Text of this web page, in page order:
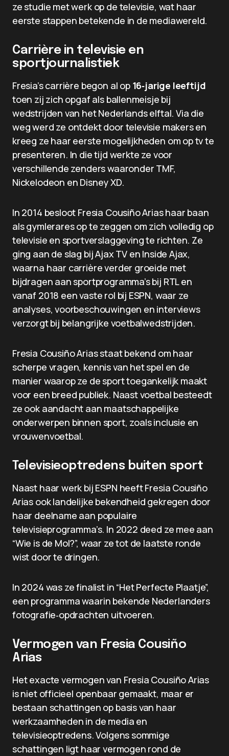
ze studie met werk op de televisie, wat haar
eerste stappen betekende in de mediawereld.
Carrière in televisie en
sportjournalistiek
Fresia’s carrière begon al op 16‑jarige leeftijd
toen zij zich opgaf als ballenmeisje bij
wedstrijden van het Nederlands elftal. Via die
weg werd ze ontdekt door televisie makers en
kreeg ze haar eerste mogelijkheden om op tv te
presenteren. In die tijd werkte ze voor
verschillende zenders waaronder TMF,
Nickelodeon en Disney XD.
In 2014 besloot Fresia Cousiño Arias haar baan
als gymlerares op te zeggen om zich volledig op
televisie en sportverslaggeving te richten. Ze
ging aan de slag bij Ajax TV en Inside Ajax,
waarna haar carrière verder groeide met
bijdragen aan sportprogramma’s bij RTL en
vanaf 2018 een vaste rol bij ESPN, waar ze
analyses, voorbeschouwingen en interviews
verzorgt bij belangrijke voetbalwedstrijden.
Fresia Cousiño Arias staat bekend om haar
scherpe vragen, kennis van het spel en de
manier waarop ze de sport toegankelijk maakt
voor een breed publiek. Naast voetbal besteedt
ze ook aandacht aan maatschappelijke
onderwerpen binnen sport, zoals inclusie en
vrouwenvoetbal.
Televisieoptredens buiten sport
Naast haar werk bij ESPN heeft Fresia Cousiño
Arias ook landelijke bekendheid gekregen door
haar deelname aan populaire
televisieprogramma’s. In 2022 deed ze mee aan
“Wie is de Mol?”, waar ze tot de laatste ronde
wist door te dringen.
In 2024 was ze finalist in “Het Perfecte Plaatje”,
een programma waarin bekende Nederlanders
fotografie‑opdrachten uitvoeren.
Vermogen van Fresia Cousiño
Arias
Het exacte vermogen van Fresia Cousiño Arias
is niet officieel openbaar gemaakt, maar er
bestaan schattingen op basis van haar
werkzaamheden in de media en
televisieoptredens. Volgens sommige
schattingen ligt haar vermogen rond de